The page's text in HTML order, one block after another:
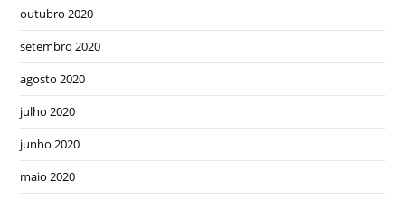
outubro 2020
setembro 2020
agosto 2020
julho 2020
junho 2020
maio 2020